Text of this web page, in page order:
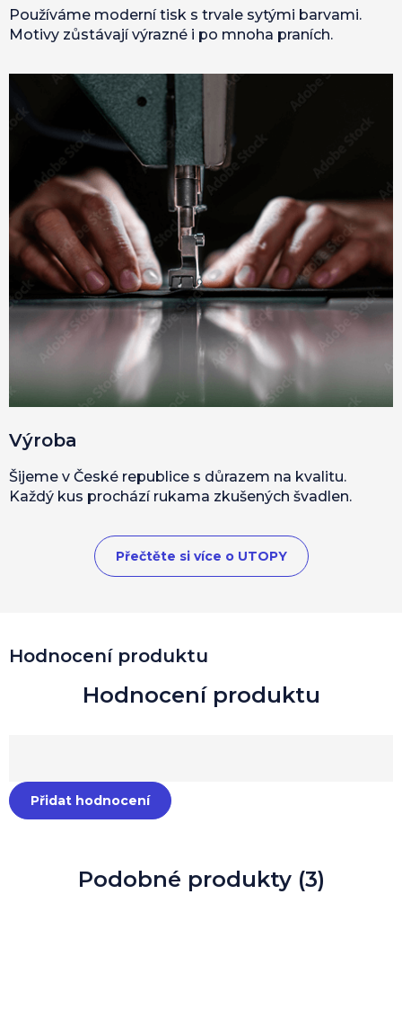
Podobné produkty (3)
Hodnocení produktu
Přidat hodnocení
Používáme moderní tisk s trvale sytými barvami.
Motivy zůstávají výrazné i po mnoha praních.
Výroba
Šijeme v České republice s důrazem na kvalitu.
Každý kus prochází rukama zkušených švadlen.
Přečtěte si více o UTOPY